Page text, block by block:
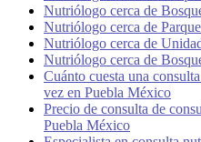
Nutriólogo cerca de
Nutriólogo cerca de
Nutriólogo cerca de
Nutriólogo cerca de
Cuánto cuesta una
vez en Puebla México
Precio de consulta de
Puebla México